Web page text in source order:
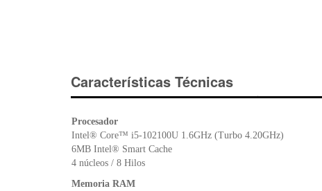
Características Técnicas
Procesador
Intel® Core™ i5-102100U 1.6GHz (Turbo 4.20GHz)
6MB Intel® Smart Cache
4 núcleos / 8 Hilos
Memoria RAM